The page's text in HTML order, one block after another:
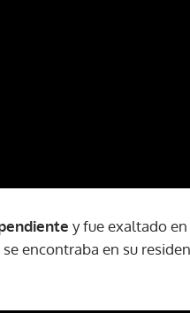
y fue exaltado en
encontraba en su